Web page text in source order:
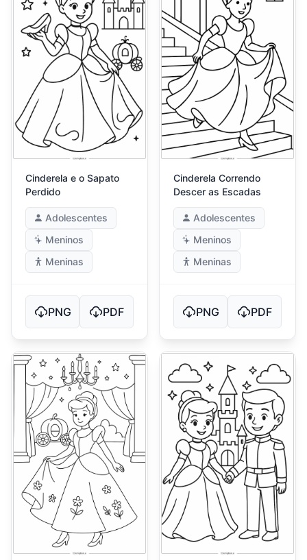
Cinderela e o Sapato
Perdido
Adolescentes
Meninos
Meninas
PNG PDF
Cinderela Correndo
Descer as Escadas
Adolescentes
Meninos
Meninas
PNG PDF